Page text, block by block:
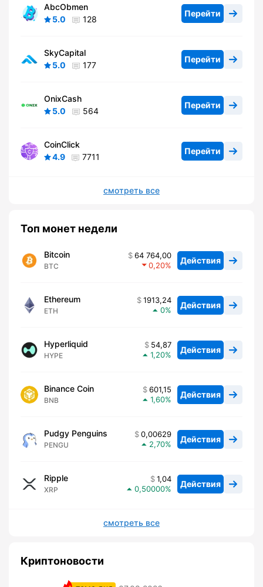
AbcObmen
5.0
128
Перейти
SkyCapital
5.0
177
Перейти
OnixCash
5.0
564
Перейти
CoinClick
4.9
7711
Перейти
смотреть все
Топ монет недели
Bitcoin
BTC
64 764,00
0,20
Действия
Ethereum
ETH
1913,24
0
Действия
Hyperliquid
HYPE
54,87
1,20
Действия
Binance Coin
BNB
601,15
1,60
Действия
Pudgy Penguins
PENGU
0,00629
2,70
Действия
Ripple
XRP
1,04
0,50000
Действия
смотреть все
Криптоновости